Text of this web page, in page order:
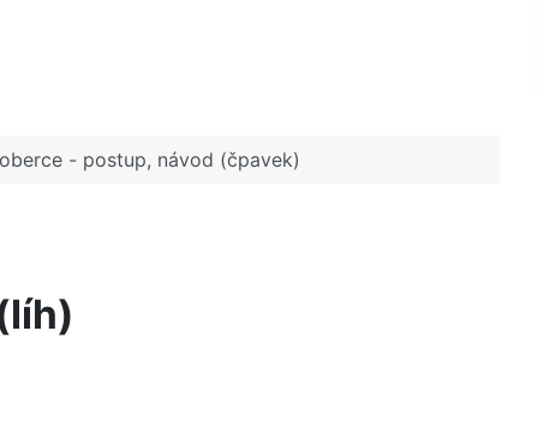
- postup, návod (čpavek)